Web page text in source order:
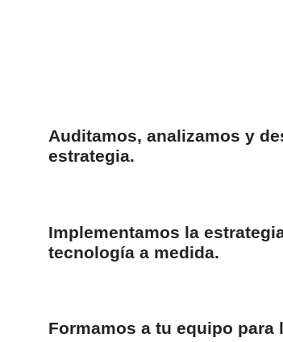
Auditamos, analizamos y
estrategia.
Implementamos la
tecnología a medida.
Formamos a tu equipo para